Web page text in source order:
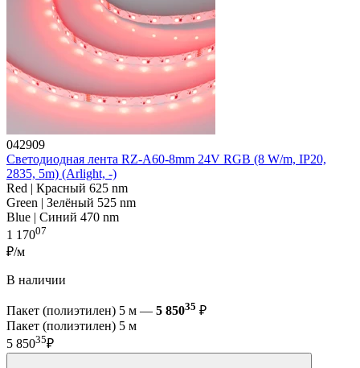
042909
Светодиодная лента RZ-A60-8mm 24V RGB (8 W/m, IP20,
2835, 5m) (Arlight, -)
Red | Красный 625 nm
Green | Зелёный 525 nm
Blue | Синий 470 nm
1 17007
₽/м
В наличии
Пакет (полиэтилен) 5 м — 5 85035 ₽
Пакет (полиэтилен) 5 м
5 85035₽